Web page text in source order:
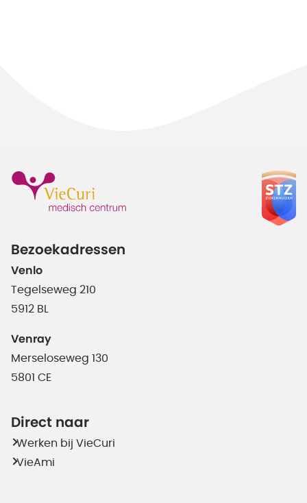
Bezoekadressen
Venlo
Tegelseweg 210
5912 BL
Venray
Merseloseweg 130
5801 CE
Direct naar
Werken bij VieCuri
VieAmi